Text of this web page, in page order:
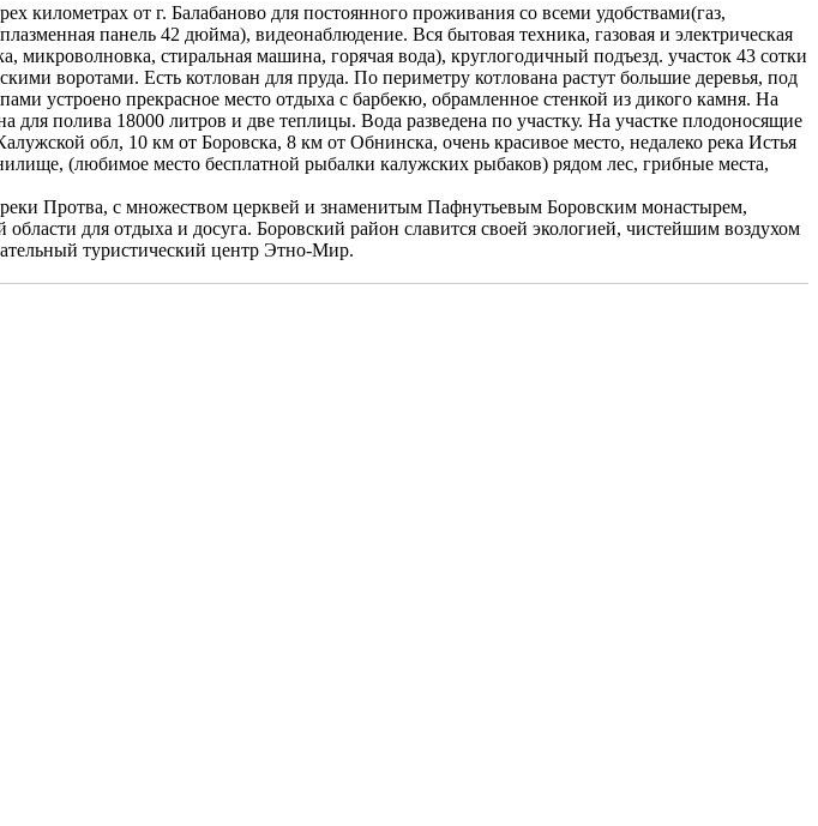
от г. Балабаново для постоянного проживания со всеми удобствами(газ,
панель 42 дюйма), видеонаблюдение. Вся бытовая техника, газовая и электрическая
микроволновка, стиральная машина, горячая вода), круглогодичный подъезд. участок 43 сотки
воротами. Есть котлован для пруда. По периметру котлована растут большие деревья, под
устроено прекрасное место отдыха с барбекю, обрамленное стенкой из дикого камня. На
для полива 18000 литров и две теплицы. Вода разведена по участку. На участке плодоносящие
обл, 10 км от Боровска, 8 км от Обнинска, очень красивое место, недалеко река Истья
(любимое место бесплатной рыбалки калужских рыбаков) рядом лес, грибные места,
Протва, с множеством церквей и знаменитым Пафнутьевым Боровским монастырем,
для отдыха и досуга. Боровский район славится своей экологией, чистейшим воздухом
туристический центр Этно-Мир.